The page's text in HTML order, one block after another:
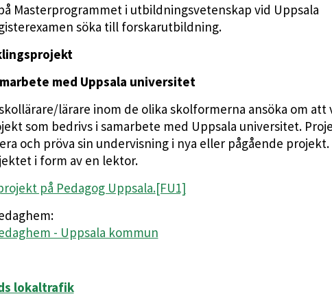
Masterprogrammet i utbildningsvetenskap vid Uppsala
söka till forskarutbildning.
med Uppsala universitet
lärare inom de olika skolformerna ansöka om att
som bedrivs i samarbete med Uppsala universitet.
och pröva sin undervisning i nya eller pågående projekt.
i form av en lektor.
på Pedagog Uppsala.[FU1]
- Uppsala kommun
lokaltrafik